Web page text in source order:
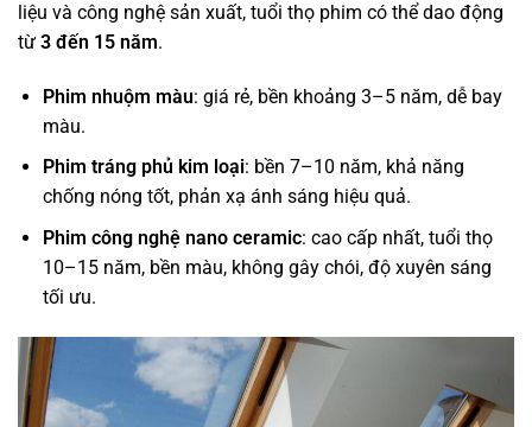
liệu và công nghệ sản xuất, tuổi thọ phim có thể dao động
từ 3 đến 15 năm.
Phim nhuộm màu: giá rẻ, bền khoảng 3–5 năm, dễ bay
màu.
Phim tráng phủ kim loại: bền 7–10 năm, khả năng
chống nóng tốt, phản xạ ánh sáng hiệu quả.
Phim công nghệ nano ceramic: cao cấp nhất, tuổi thọ
10–15 năm, bền màu, không gây chói, độ xuyên sáng
tối ưu.